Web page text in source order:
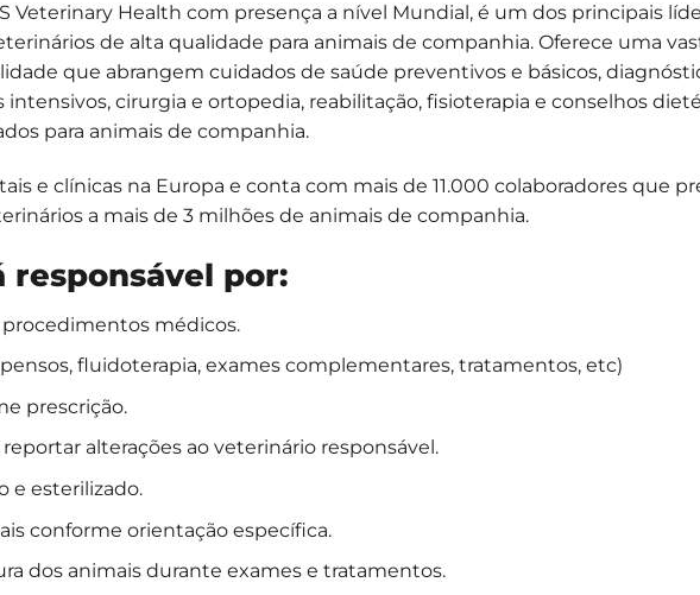
Veterinary Health com presença a nível Mundial, é um dos principais
de alta qualidade para animais de companhia. Oferece uma
que abrangem cuidados de saúde preventivos e básicos,
cirurgia e ortopedia, reabilitação, fisioterapia e conselhos
para animais de companhia.
e clínicas na Europa e conta com mais de 11.000 colaboradores que
a mais de 3 milhões de animais de companhia.
responsável por:
médicos.
fluidoterapia, exames complementares, tratamentos, etc)
prescrição.
alterações ao veterinário responsável.
e esterilizado.
conforme orientação específica.
dos animais durante exames e tratamentos.